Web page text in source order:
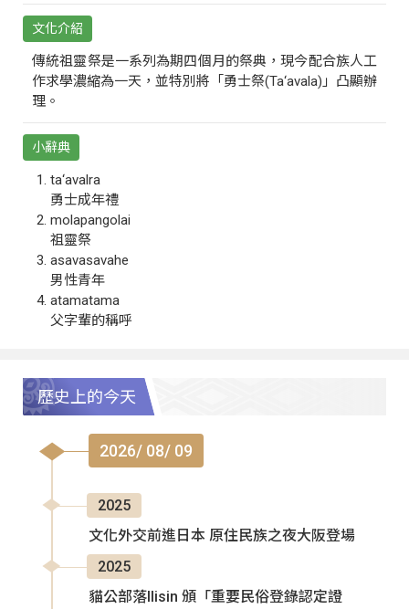
文化介紹
傳統祖靈祭是一系列為期四個月的祭典，現今配合族人工
作求學濃縮為一天，並特別將「勇士祭(Ta‘avala)」凸顯辦
理。
小辭典
ta‘avalra
勇士成年禮
molapangolai
祖靈祭
asavasavahe
男性青年
atamatama
父字輩的稱呼
歷史上的今天
2026/ 08/ 09
2025
文化外交前進日本 原住民族之夜大阪登場
2025
貓公部落Ilisin 頒「重要民俗登錄認定證